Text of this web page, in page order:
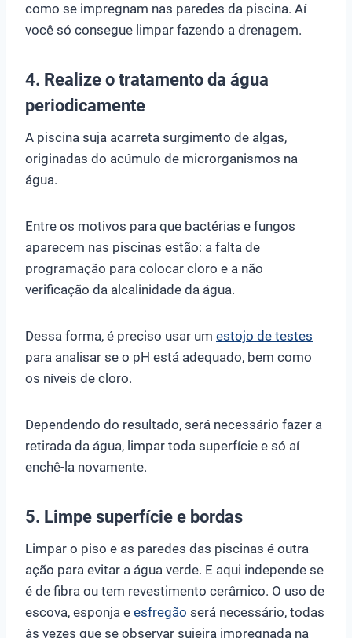
como se impregnam nas paredes da piscina. Aí
você só consegue limpar fazendo a drenagem.
4. Realize o tratamento da água
periodicamente
A piscina suja acarreta surgimento de algas,
originadas do acúmulo de microrganismos na
água.
Entre os motivos para que bactérias e fungos
aparecem nas piscinas estão: a falta de
programação para colocar cloro e a não
verificação da alcalinidade da água.
Dessa forma, é preciso usar um estojo de testes
para analisar se o pH está adequado, bem como
os níveis de cloro.
Dependendo do resultado, será necessário fazer a
retirada da água, limpar toda superfície e só aí
enchê-la novamente.
5. Limpe superfície e bordas
Limpar o piso e as paredes das piscinas é outra
ação para evitar a água verde. E aqui independe se
é de fibra ou tem revestimento cerâmico. O uso de
escova, esponja e esfregão será necessário, todas
às vezes que se observar sujeira impregnada na